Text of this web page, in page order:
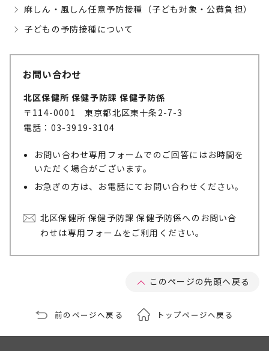
麻しん・風しん任意予防接種（子ども対象・公費負担）
子どもの予防接種について
お問い合わせ
北区保健所 保健予防課 保健予防係
〒114-0001 東京都北区東十条2-7-3
電話：03-3919-3104
お問い合わせ専用フォームでのご回答にはお時間を
いただく場合がございます。
お急ぎの方は、お電話にてお問い合わせください。
北区保健所 保健予防課 保健予防係へのお問い合
わせは専用フォームをご利用ください。
このページの先頭へ戻る
前のページへ戻る トップページへ戻る